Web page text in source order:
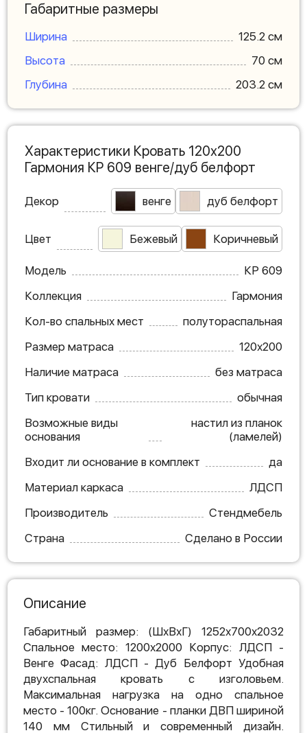
Габаритные размеры
Ширина
125.2 см
Высота
70 см
Глубина
203.2 см
Характеристики Кровать 120х200
Гармония КР 609 венге/дуб белфорт
Декор венге дуб белфорт
Цвет Бежевый Коричневый
Модель
КР 609
Коллекция
Гармония
Кол-во спальных мест
полутораспальная
Размер матраса
120х200
Наличие матраса
без матраса
Тип кровати
обычная
Возможные виды
основания
настил из планок
(ламелей)
Входит ли основание в комплект
да
Материал каркаса
ЛДСП
Производитель
Стендмебель
Страна
Сделано в России
Описание
Габаритный размер: (ШхВхГ) 1252х700х2032
Спальное место: 1200х2000 Корпус: ЛДСП -
Венге Фасад: ЛДСП - Дуб Белфорт Удобная
двухспальная кровать с изголовьем.
Максимальная нагрузка на одно спальное
место - 100кг. Основание - планки ДВП шириной
140 мм Стильный и современный дизайн.